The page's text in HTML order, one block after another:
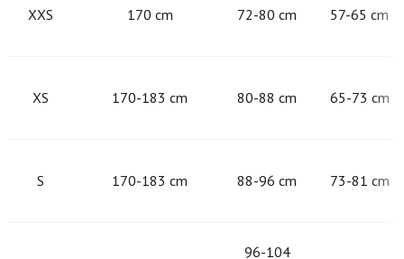
XXS 170 cm 72-80 cm 57-65 cm
XS 170-183 cm 80-88 cm 65-73 cm
S 170-183 cm 88-96 cm 73-81 cm
96-104